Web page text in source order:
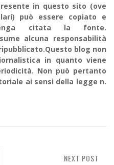
in questo sito (ove
può essere copiato e
citata la fonte.
alcuna responsabilità
blog non
in quanto viene
Non può pertanto
ai sensi della legge n.
NEXT POST